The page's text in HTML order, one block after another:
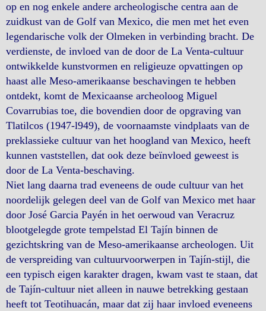
op en nog enkele andere archeologische centra aan de
zuidkust van de Golf van Mexico, die men met het even
legendarische volk der Olmeken in verbinding bracht. De
verdienste, de invloed van de door de La Venta-cultuur
ontwikkelde kunstvormen en religieuze opvattingen op
haast alle Meso-amerikaanse beschavingen te hebben
ontdekt, komt de Mexicaanse archeoloog Miguel
Covarrubias toe, die bovendien door de opgraving van
Tlatilcos (1947-l949), de voornaamste vindplaats van de
preklassieke cultuur van het hoogland van Mexico, heeft
kunnen vaststellen, dat ook deze beïnvloed geweest is
door de La Venta-beschaving.
Niet lang daarna trad eveneens de oude cultuur van het
noordelijk gelegen deel van de Golf van Mexico met haar
door José Garcia Payén in het oerwoud van Veracruz
blootgelegde grote tempelstad El Tajín binnen de
gezichtskring van de Meso-amerikaanse archeologen. Uit
de verspreiding van cultuurvoorwerpen in Tajín-stijl, die
een typisch eigen karakter dragen, kwam vast te staan, dat
de Tajín-cultuur niet alleen in nauwe betrekking gestaan
heeft tot Teotihuacán, maar dat zij haar invloed eveneens